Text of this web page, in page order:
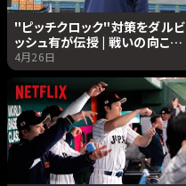
"ピッチクロック"対策をダルビ
ッシュ有が伝授 | 戦いの向こう
侍たちの記録 2026 WORLD
BASEBALL CLASSIC |
Netflix Japan
4月26日